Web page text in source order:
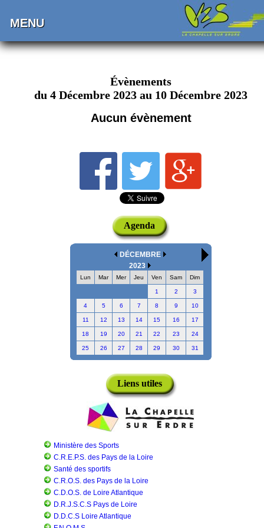
MENU
Évènements
du 4 Décembre 2023 au 10 Décembre 2023
Aucun évènement
Agenda
DÉCEMBRE
2023
Lun Mar Mer Jeu Ven Sam Dim
1 2 3
4 5 6 7 8 9 10
11 12 13 14 15 16 17
18 19 20 21 22 23 24
25 26 27 28 29 30 31
Liens utiles
Ministère des Sports
C.R.E.P.S. des Pays de la Loire
Santé des sportifs
C.R.O.S. des Pays de la Loire
C.D.O.S. de Loire Atlantique
D.R.J.S.C.S Pays de Loire
D.D.C.S Loire Atlantique